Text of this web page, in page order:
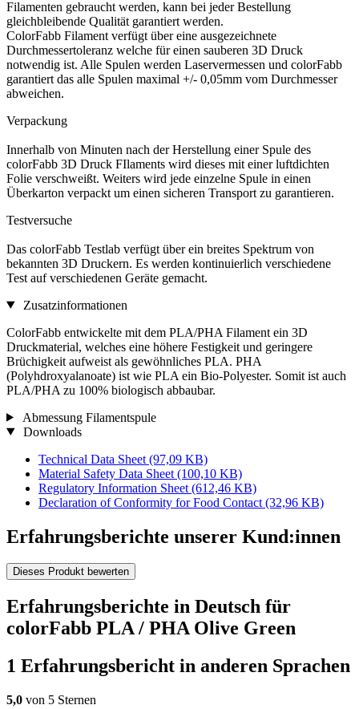
Filamenten gebraucht werden, kann bei jeder Bestellung
gleichbleibende Qualität garantiert werden.
ColorFabb Filament verfügt über eine ausgezeichnete
Durchmessertoleranz welche für einen sauberen 3D Druck
notwendig ist. Alle Spulen werden Laservermessen und colorFabb
garantiert das alle Spulen maximal +/- 0,05mm vom Durchmesser
abweichen.
Verpackung
Innerhalb von Minuten nach der Herstellung einer Spule des
colorFabb 3D Druck FIlaments wird dieses mit einer luftdichten
Folie verschweißt. Weiters wird jede einzelne Spule in einen
Überkarton verpackt um einen sicheren Transport zu garantieren.
Testversuche
Das colorFabb Testlab verfügt über ein breites Spektrum von
bekannten 3D Druckern. Es werden kontinuierlich verschiedene
Test auf verschiedenen Geräte gemacht.
Zusatzinformationen
ColorFabb entwickelte mit dem PLA/PHA Filament ein 3D
Druckmaterial, welches eine höhere Festigkeit und geringere
Brüchigkeit aufweist als gewöhnliches PLA. PHA
(Polyhdroxyalanoate) ist wie PLA ein Bio-Polyester. Somit ist auch
PLA/PHA zu 100% biologisch abbaubar.
Abmessung Filamentspule
Downloads
Technical Data Sheet (97,09 KB)
Material Safety Data Sheet (100,10 KB)
Regulatory Information Sheet (612,46 KB)
Declaration of Conformity for Food Contact (32,96 KB)
Erfahrungsberichte unserer Kund:innen
Dieses Produkt bewerten
Erfahrungsberichte in Deutsch für
colorFabb PLA / PHA Olive Green
1 Erfahrungsbericht in anderen Sprachen
5,0 von 5 Sternen